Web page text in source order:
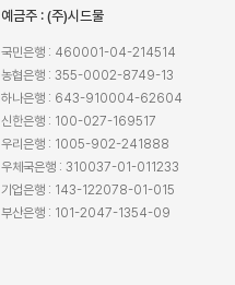
예금주 : (주)시드물
국민은행 : 460001-04-214514
농협은행 : 355-0002-8749-13
하나은행 : 643-910004-62604
신한은행 : 100-027-169517
우리은행 : 1005-902-241888
우체국은행 : 310037-01-011233
기업은행 : 143-122078-01-015
부산은행 : 101-2047-1354-09